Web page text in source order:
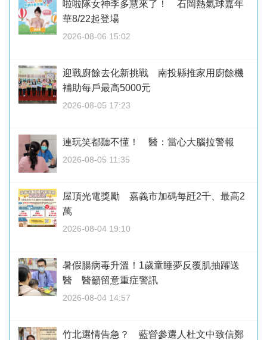
啦啦隊女神李多慧來了！ 石岡熱氣球嘉年
華8/22起登場
2026-08-06 15:02
迎戰廚餘去化新挑戰 南投縣推家用廚餘機
補助每戶最高5000元
2026-08-05 17:23
連玩笑都聽不懂！ 醫：當心大腦拉警報
2026-08-05 11:35
屋頂光電獎勵 嘉義市加碼每瓩2千、最高2
萬
2026-08-04 19:10
暑假腸病毒升溫！1歲童睡夢反覆肌抽躍送
醫 醫籲留意重症警訊
2026-08-04 14:57
竹北選情告急？ 藍營參選人杜文中致信鄭